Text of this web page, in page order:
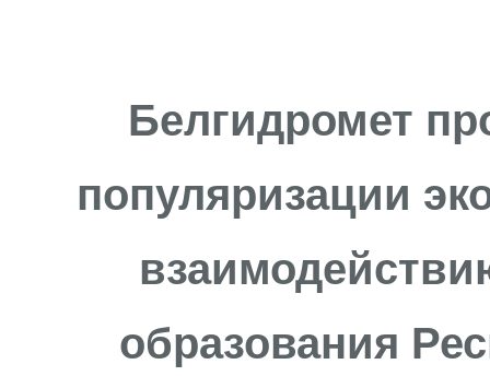
Белгидромет
популяризации
образования